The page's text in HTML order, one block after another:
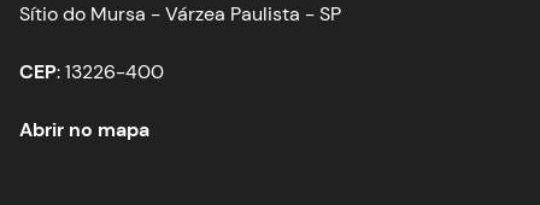
Sítio do Mursa - Várzea Paulista - SP
CEP: 13226-400
Abrir no mapa